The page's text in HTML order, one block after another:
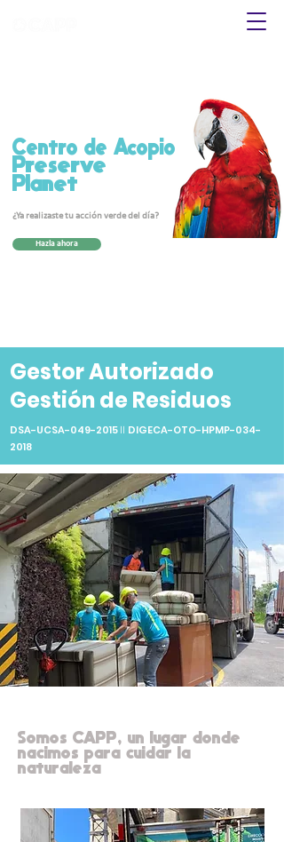
Centro de Acopio
Preserve
Planet
¿Ya realizaste tu acción verde del día?
Hazla ahora
Gestor Autorizado
Gestión de Residuos
DSA-UCSA-049-2015 ll DIGECA-OTO-HPMP-034-
2018
Somos CAPP, un lugar donde
nacimos para cuidar la
naturaleza